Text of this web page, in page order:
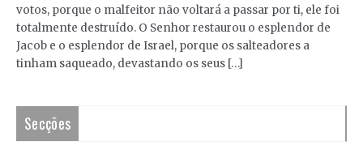
votos, porque o malfeitor não voltará a passar por ti, ele foi
totalmente destruído. O Senhor restaurou o esplendor de
Jacob e o esplendor de Israel, porque os salteadores a
tinham saqueado, devastando os seus […]
Secções